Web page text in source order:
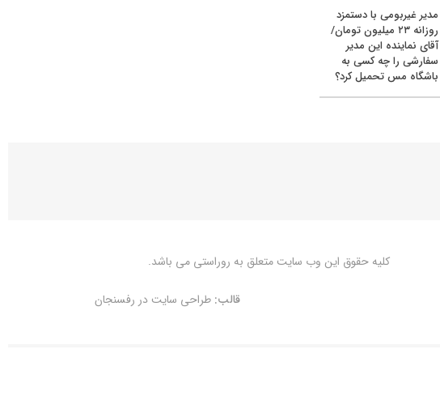
مدیر غیربومی با دستمزد
روزانه ۲۳ میلیون تومان/
آقای نماینده این مدیر
سفارشی را چه کسی به
باشگاه مس تحمیل کرد؟
کلیه حقوق این وب سایت متعلق به روراستی می باشد.
قالب: طراحی سایت در رفسنجان